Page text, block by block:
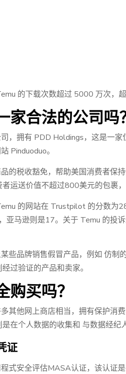
的下载次数超过 5000 万次，
家合法的公司吗
，拥有 PDD Holdings，这是一
Pinduoduo。
的税收豁免，帮助美国消费者保
运送价值不超过800美元的包裹
的网站在 Trustpilot 的分数为
亚马逊则是17。关于 Temu 的投
些品牌销售假冒产品，例如 仿制
过验证的产品和卖家。
购买吗？
其他网上商店相当，拥有保护消
在个人数据的收集和 与数据经纪
证
式安全评估MASA认证，该认证